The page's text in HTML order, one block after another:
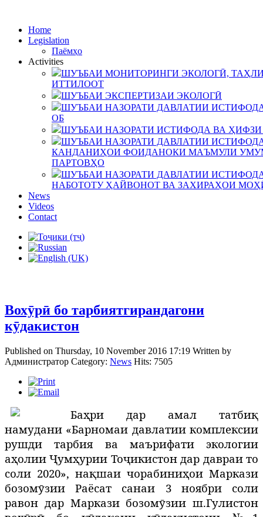
Home
Legislation
Паёмҳо
Activities
ШУЪБАИ МОНИТОРИНГИ ЭКОЛОГӢ,
ИТТИЛООТ
ШУЪБАИ ЭКСПЕРТИЗАИ ЭКОЛОГӢ
ШУЪБАИ НАЗОРАТИ ДАВЛАТИИ
ОБ
ШУЪБАИ НАЗОРАТИ ИСТИФОДА ВА
ШУЪБАИ НАЗОРАТИ ДАВЛАТИИ
КАНДАНИҲОИ ФОИДАНОКИ МАЪМУЛИ
ПАРТОВҲО
ШУЪБАИ НАЗОРАТИ ДАВЛАТИИ
НАБОТОТУ ҲАЙВОНОТ ВА ЗАХИРАҲОИ
News
Videos
Contact
Вохӯрӣ бо тарбиятгирандагони
кӯдакистон
Published on Thursday, 10 November 2016 17:19 Written by
Администратор Category: News Hits: 7505
Баҳри дар амал татбиқ
намудани «Барномаи давлатии комплексии
рушди тарбия ва маърифати экологии
аҳолии Ҷумҳурии Тоҷикистон дар давраи то
соли 2020», нақшаи чорабиниҳои Маркази
бозомӯзии Раёсат санаи 3 ноябри соли
равон дар Маркази бозомӯзии ш.Гулистон